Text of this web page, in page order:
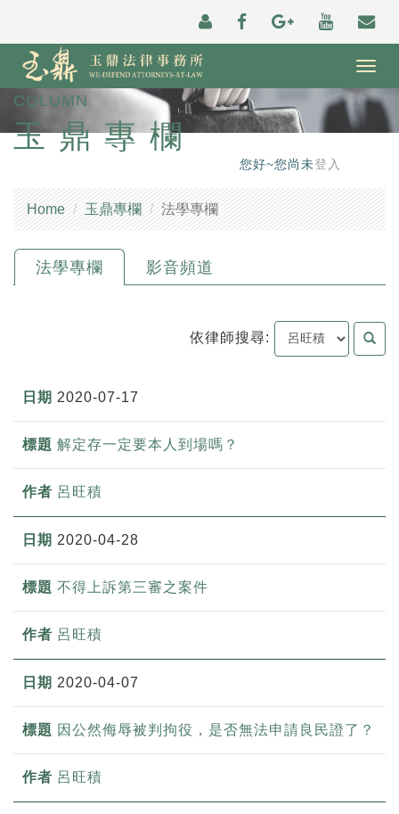
COLUMN
玉鼎專欄
您好~您尚未登入
Home 玉鼎專欄 法學專欄
法學專欄 影音頻道
依律師搜尋:
2020-07-17
解定存一定要本人到場嗎？
呂旺積
2020-04-28
不得上訴第三審之案件
呂旺積
2020-04-07
因公然侮辱被判拘役，是否無法申請良民證了？
呂旺積